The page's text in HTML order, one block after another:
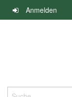
Navigation
überspringen
Anmelden
Suche